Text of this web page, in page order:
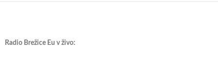
Radio Brežice Eu v živo: